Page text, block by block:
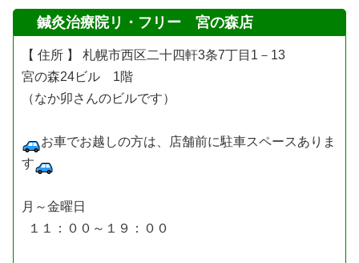
鍼灸治療院リ・フリー 宮の森店
【 住所 】 札幌市西区二十四軒3条7丁目1－13
宮の森24ビル 1階
（なか卯さんのビルです）
お車でお越しの方は、店舗前に駐車スペースありま
す
月～金曜日
１１：００～１９：００